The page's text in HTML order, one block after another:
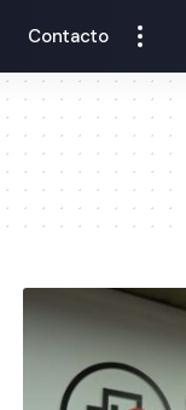
Contacto